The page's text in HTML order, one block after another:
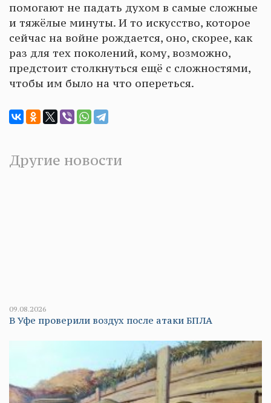
помогают не падать духом в самые сложные
и тяжёлые минуты. И то искусство, которое
сейчас на войне рождается, оно, скорее, как
раз для тех поколений, кому, возможно,
предстоит столкнуться ещё с сложностями,
чтобы им было на что опереться.
Другие новости
09.08.2026
В Уфе проверили воздух после атаки БПЛА